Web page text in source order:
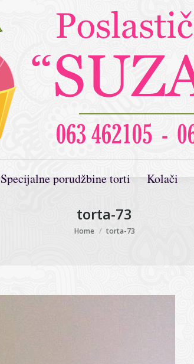
Specijalne porudžbine torti Kolači
torta-73
You are here:
Home torta-73